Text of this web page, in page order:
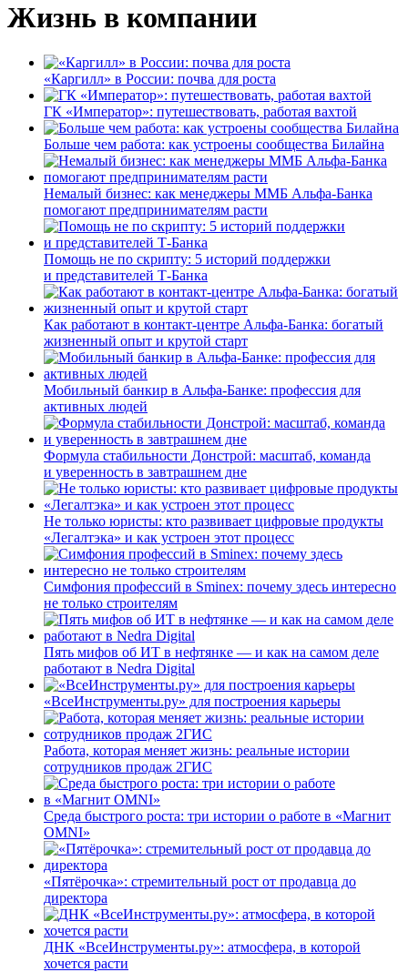
Жизнь в компании
«Каргилл» в России: почва для роста
ГК «Император»: путешествовать, работая вахтой
Больше чем работа: как устроены сообщества Билайна
Немалый бизнес: как менеджеры ММБ Альфа-Банка
помогают предпринимателям расти
Помощь не по скрипту: 5 историй поддержки
и представителей Т-Банка
Как работают в контакт-центре Альфа-Банка: богатый
жизненный опыт и крутой старт
Мобильный банкир в Альфа-Банке: профессия для
активных людей
Формула стабильности Донстрой: масштаб, команда
и уверенность в завтрашнем дне
Не только юристы: кто развивает цифровые продукты
«Легалтэка» и как устроен этот процесс
Симфония профессий в Sminex: почему здесь интересно
не только строителям
Пять мифов об ИТ в нефтянке — и как на самом деле
работают в Nedra Digital
«ВсеИнструменты.ру» для построения карьеры
Работа, которая меняет жизнь: реальные истории
сотрудников продаж 2ГИС
Среда быстрого роста: три истории о работе в «Магнит
OMNI»
«Пятёрочка»: стремительный рост от продавца до
директора
ДНК «ВсеИнструменты.ру»: атмосфера, в которой
хочется расти